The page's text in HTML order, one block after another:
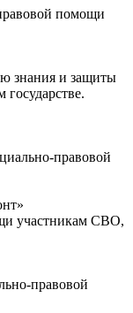
помощи
знания и защиты
государстве.
правовой
участникам СВО,
правовой